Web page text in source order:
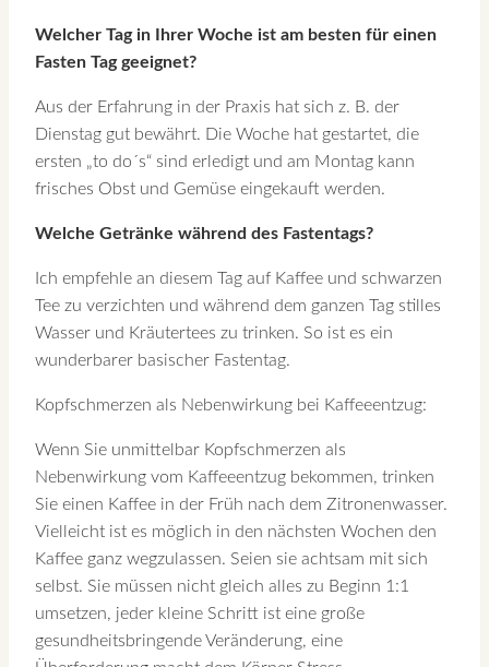
Welcher Tag in Ihrer Woche ist am besten für einen
Fasten Tag geeignet?
Aus der Erfahrung in der Praxis hat sich z. B. der
Dienstag gut bewährt. Die Woche hat gestartet, die
ersten „to do´s“ sind erledigt und am Montag kann
frisches Obst und Gemüse eingekauft werden.
Welche Getränke während des Fastentags?
Ich empfehle an diesem Tag auf Kaffee und schwarzen
Tee zu verzichten und während dem ganzen Tag stilles
Wasser und Kräutertees zu trinken. So ist es ein
wunderbarer basischer Fastentag.
Kopfschmerzen als Nebenwirkung bei Kaffeeentzug:
Wenn Sie unmittelbar Kopfschmerzen als
Nebenwirkung vom Kaffeeentzug bekommen, trinken
Sie einen Kaffee in der Früh nach dem Zitronenwasser.
Vielleicht ist es möglich in den nächsten Wochen den
Kaffee ganz wegzulassen. Seien sie achtsam mit sich
selbst. Sie müssen nicht gleich alles zu Beginn 1:1
umsetzen, jeder kleine Schritt ist eine große
gesundheitsbringende Veränderung, eine